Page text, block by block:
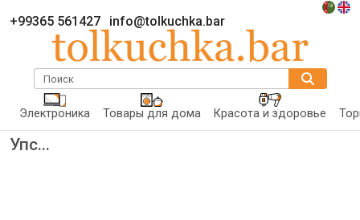
+99365 561427 info@tolkuchka.bar
Поиск
Электроника Товары для дома Красота и здоровье
Упс...